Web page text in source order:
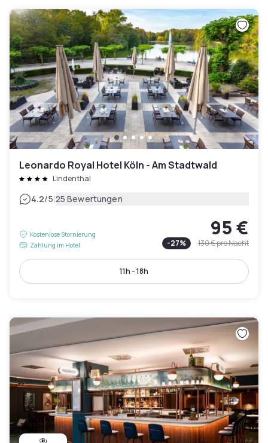
Leonardo Royal Hotel Köln - Am Stadtwald
Lindenthal
4.2/5|25 Bewertungen
Kostenlose Stornierung
Zahlung im Hotel
95 €
-27% 130 €pro Nacht
11h - 18h